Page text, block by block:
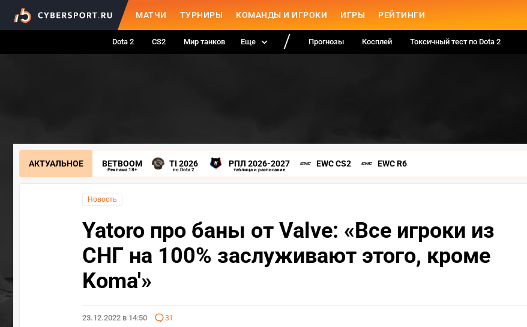
МАТЧИ ТУРНИРЫ КОМАНДЫ И ИГРОКИ ИГРЫ РЕЙТИНГИ
Dota 2 CS2 Мир танков Еще Прогнозы Косплей Токсичный тест по Dota 2
АКТУАЛЬНОЕ BETBOOM
Реклама 18+
TI 2026
по Dota 2
РПЛ 2026-2027
таблица и расписание
EWC CS2 EWC R6
Новость
Yatoro про баны от Valve: «Все игроки из
СНГ на 100% заслуживают этого, кроме
Koma'»
23.12.2022 в 14:50 31